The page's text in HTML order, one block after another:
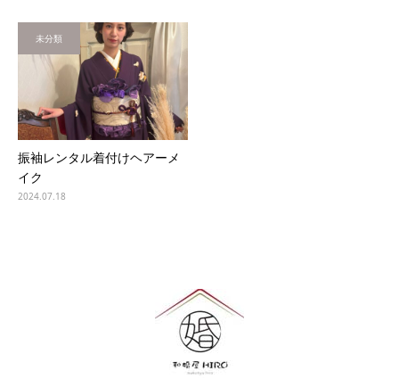
未分類
振袖レンタル着付けヘアーメ
イク
2024.07.18